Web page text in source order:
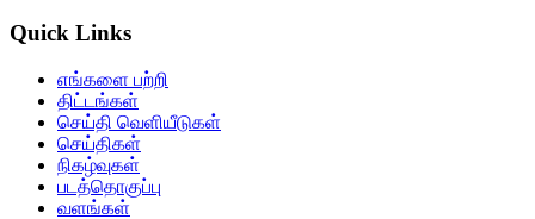
Quick Links
எங்களை பற்றி
திட்டங்கள்
செய்தி வெளியீடுகள்
செய்திகள்
நிகழ்வுகள்
படத்தொகுப்பு
வளங்கள்